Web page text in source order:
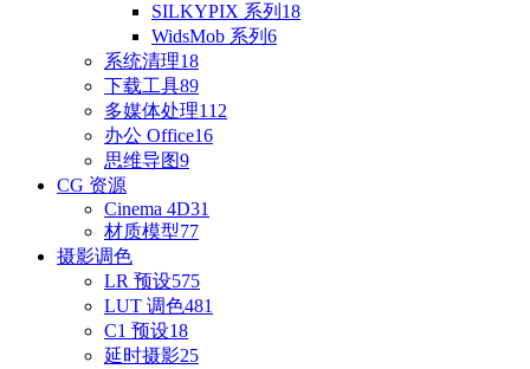
SILKYPIX 系列 18
WidsMob 系列 6
系统清理18
下载工具89
多媒体处理112
办公 Office16
思维导图9
CG 资源
Cinema 4D31
材质模型77
摄影调色
LR 预设575
LUT 调色481
C1 预设18
延时摄影25